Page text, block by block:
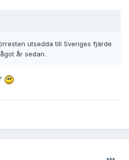
utsedda till Sveriges fjärde
år sedan.